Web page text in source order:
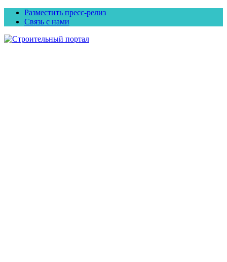
Разместить пресс-релиз
Связь с нами